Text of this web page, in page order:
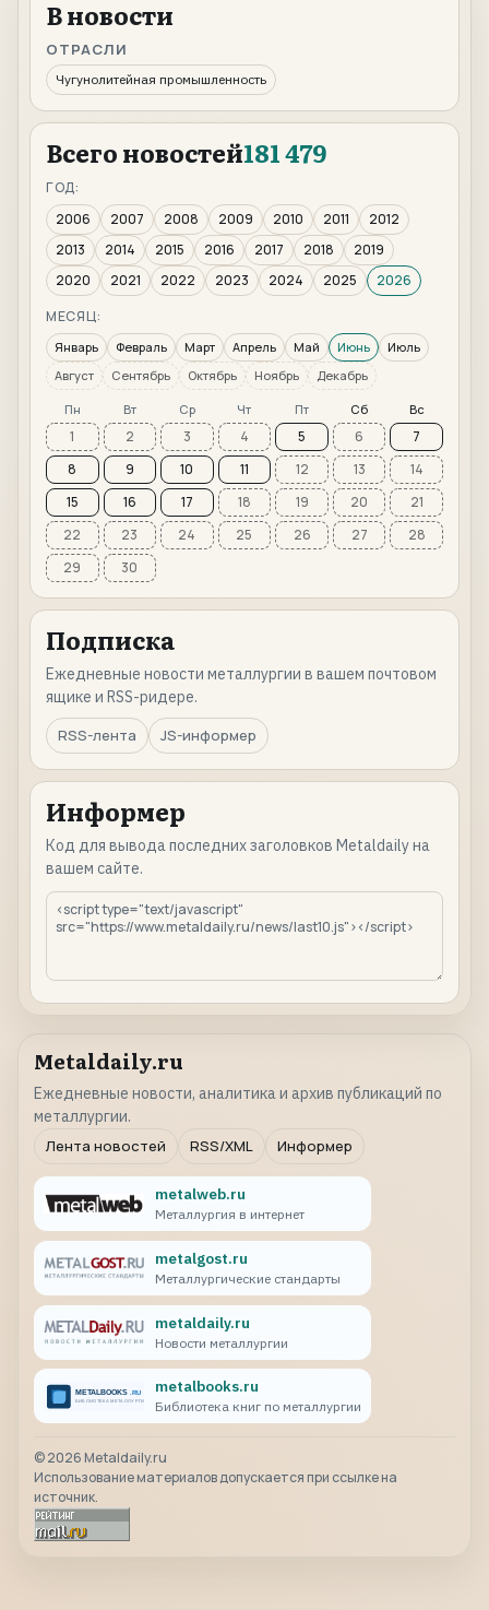
В новости
ОТРАСЛИ
Чугунолитейная промышленность
Всего новостей181 479
ГОД:
2006
2007 2008 2009 2010 2011
2012
2013
2014 2015 2016 2017 2018
2019
2020
2021 2022 2023 2024 2025
2026
МЕСЯЦ:
Январь Февраль Март Апрель Май Июнь
Июль
Август
Сентябрь Октябрь Ноябрь Декабрь
Пн Вт Ср Чт Пт Сб Вс
1 2 3 4 5 6
7
8
9 10 11 12 13
14
15
16 17 18 19 20
21
22
23 24 25 26 27
28
29
30
Подписка
Ежедневные новости металлургии в вашем почтовом
ящике и RSS-ридере.
RSS-лента
JS-информер
Информер
Код для вывода последних заголовков Metaldaily на
вашем сайте.
Metaldaily.ru
Ежедневные новости, аналитика и архив публикаций по
металлургии.
Лента новостей
RSS/XML Информер
metalweb.ru
Металлургия в интернет
metalgost.ru
Металлургические стандарты
metaldaily.ru
Новости металлургии
metalbooks.ru
Библиотека книг по металлургии
©2026 Metaldaily.ru
Использование материалов допускается при ссылке на
источник.